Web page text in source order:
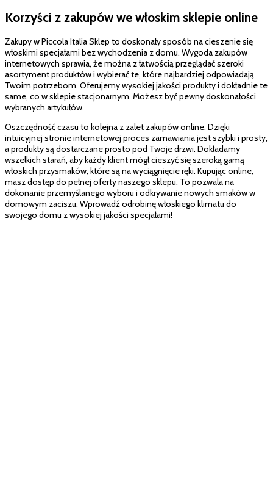
Korzyści z zakupów we włoskim sklepie online
Zakupy w Piccola Italia Sklep to doskonały sposób na cieszenie się
włoskimi specjałami bez wychodzenia z domu. Wygoda zakupów
internetowych sprawia, że można z łatwością przeglądać szeroki
asortyment produktów i wybierać te, które najbardziej odpowiadają
Twoim potrzebom. Oferujemy wysokiej jakości produkty i dokładnie te
same, co w sklepie stacjonarnym. Możesz być pewny doskonałości
wybranych artykułów.
Oszczędność czasu to kolejna z zalet zakupów online. Dzięki
intuicyjnej stronie internetowej proces zamawiania jest szybki i prosty,
a produkty są dostarczane prosto pod Twoje drzwi. Dokładamy
wszelkich starań, aby każdy klient mógł cieszyć się szeroką gamą
włoskich przysmaków, które są na wyciągnięcie ręki. Kupując online,
masz dostęp do pełnej oferty naszego sklepu. To pozwala na
dokonanie przemyślanego wyboru i odkrywanie nowych smaków w
domowym zaciszu. Wprowadź odrobinę włoskiego klimatu do
swojego domu z wysokiej jakości specjałami!